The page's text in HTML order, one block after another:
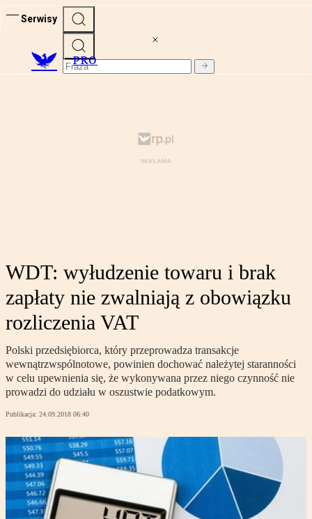
Serwisy
PRO
WDT: wyłudzenie towaru i brak
zapłaty nie zwalniają z obowiązku
rozliczenia VAT
Polski przedsiębiorca, który przeprowadza transakcje
wewnątrzwspólnotowe, powinien dochować należytej staranności
w celu upewnienia się, że wykonywana przez niego czynność nie
prowadzi do udziału w oszustwie podatkowym.
Publikacja: 24.09.2018 06:40